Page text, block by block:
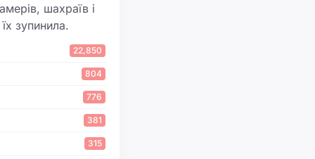
шахраїв і
зупинила.
22,850
804
776
381
315